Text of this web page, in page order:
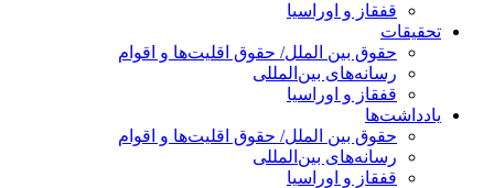
قفقاز و اوراسیا
تحقیقات
حقوق بین الملل/ حقوق اقلیت‌ها و اقوام
رسانه‌های بین‌المللی
قفقاز و اوراسیا
یادداشت‌ها
حقوق بین الملل/ حقوق اقلیت‌ها و اقوام
رسانه‌های بین‌المللی
قفقاز و اوراسیا